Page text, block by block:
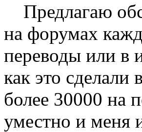
Предлагаю
на форумах
переводы или в
как это сделали
более 30000 на
уместно и меня